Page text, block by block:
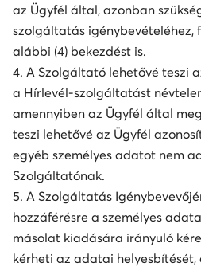
az Ügyfél által, azonban
szolgáltatás igénybevételéhez,
alábbi (4) bekezdést is.
4. A Szolgáltató lehetővé teszi
a Hírlevél-szolgáltatást
amennyiben az Ügyfél által
teszi lehetővé az Ügyfél
egyéb személyes adatot nem
Szolgáltatónak.
5. A Szolgáltatás
hozzáférésre a személyes
másolat kiadására irányuló
kérheti az adatai